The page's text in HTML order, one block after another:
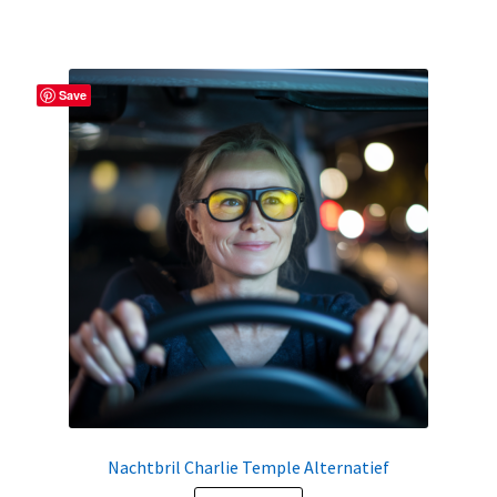
Save
Nachtbril Charlie Temple Alternatief